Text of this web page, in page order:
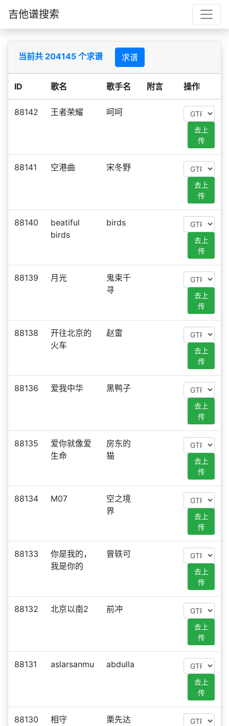
吉他谱搜索
当前共 204145 个求谱 求谱
ID 歌名 歌手名 附言 操作
88142 王者荣耀 呵呵
去上
传
88141 空港曲 宋冬野
去上
传
88140
beatiful
birds
birds
去上
传
88139 月光
鬼束千
寻
去上
传
88138
开往北京的
火车
赵雷
去上
传
88136 爱我中华 黑鸭子
去上
传
88135
爱你就像爱
生命
房东的
猫
去上
传
88134 M07
空之境
界
去上
传
88133
你是我的，
我是你的
曾轶可
去上
传
88132 北京以南2 前冲
去上
传
88131 aslarsanmu abdulla
去上
传
88130 相守 栗先达